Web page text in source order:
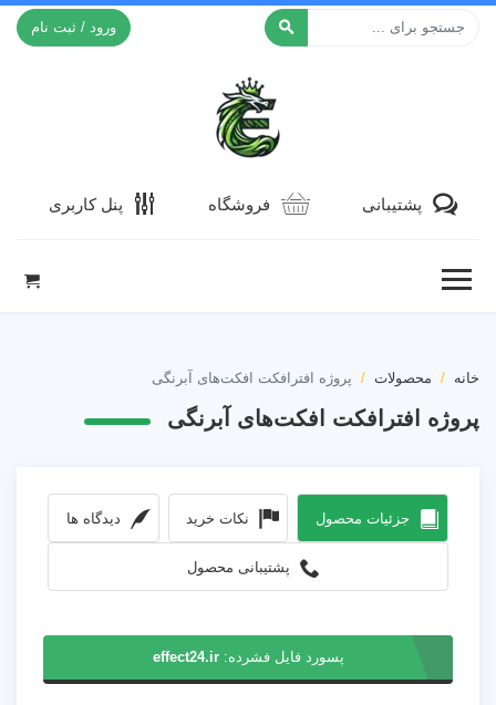
ورود / ثبت نام
پشتیبانی فروشگاه پنل کاربری
خانه محصولات پروژه افترافکت افکت‌های آبرنگی
پروژه افترافکت افکت‌های آبرنگی
جزئیات محصول نکات خرید دیدگاه ها
پشتیبانی محصول
پسورد فایل فشرده:effect24.ir